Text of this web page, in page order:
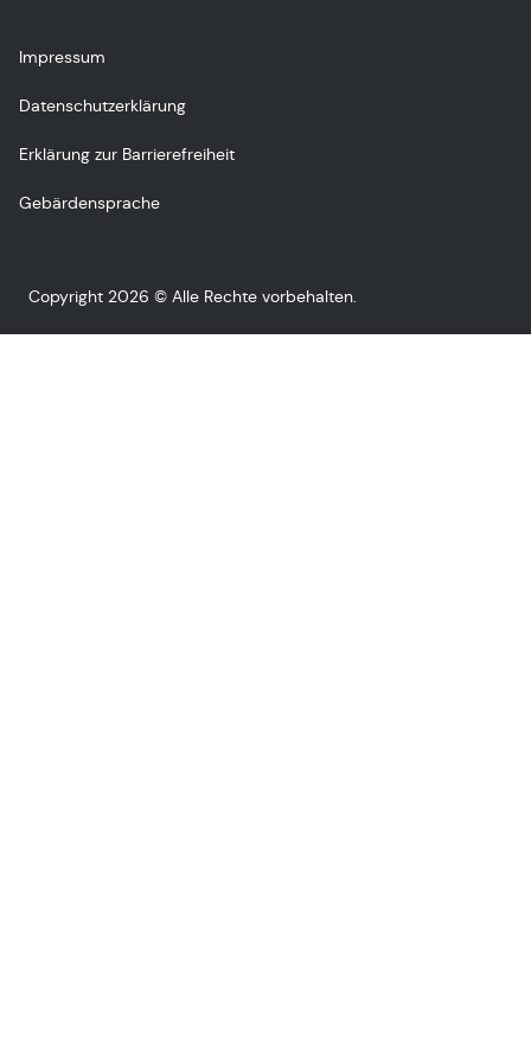
Impressum
Datenschutzerklärung
Erklärung zur Barrierefreiheit
Gebärdensprache
Copyright 2026 © Alle Rechte vorbehalten.